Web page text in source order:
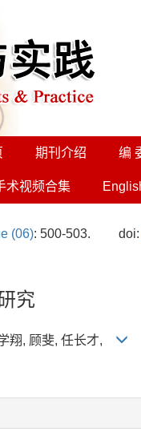
期刊介绍 编
术视频合集
(06): 500-503. doi:
究
翔, 顾斐, 任长才,